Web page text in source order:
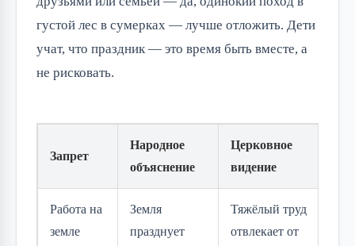
густой лес в сумерках — лучше отложить. Дети
учат, что праздник — это время быть вместе, а
не рисковать.
Запрет
Народное
объяснение
Церковное
видение
Работа на
земле
Земля
празднует
Тяжёлый труд
отвлекает от